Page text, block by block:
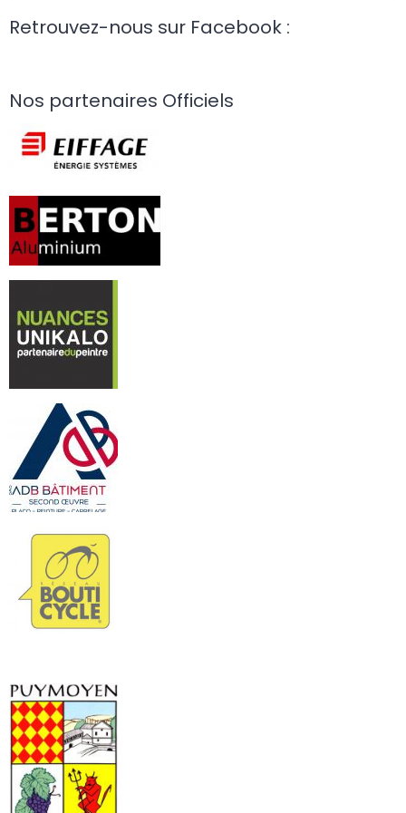
Retrouvez-nous sur Facebook :
Nos partenaires Officiels